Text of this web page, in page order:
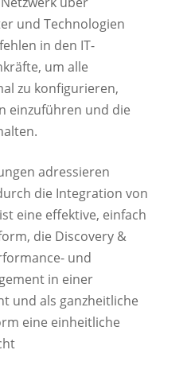
und Technologien
in den IT-
um alle
zu konfigurieren,
einzuführen und die
adressieren
die Integration von
eine effektive, einfach
die Discovery &
und
in einer
und als ganzheitliche
eine einheitliche